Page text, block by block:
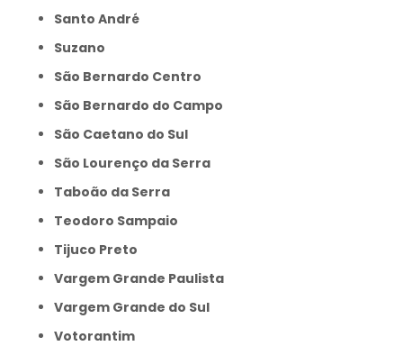
Santo André
Suzano
São Bernardo Centro
São Bernardo do Campo
São Caetano do Sul
São Lourenço da Serra
Taboão da Serra
Teodoro Sampaio
Tijuco Preto
Vargem Grande Paulista
Vargem Grande do Sul
Votorantim